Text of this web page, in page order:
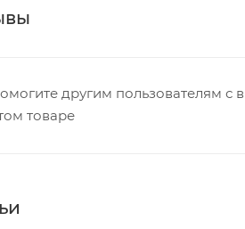
другим пользователям
товаре